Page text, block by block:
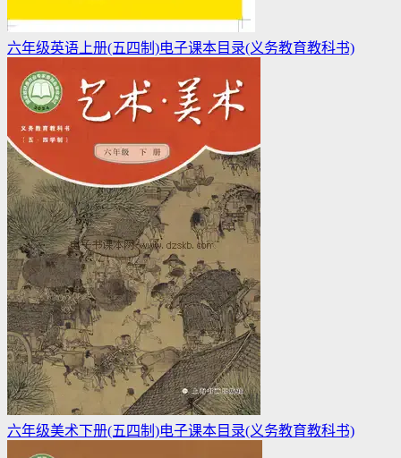
六年级英语上册(五四制)电子课本目录(义务教育教科书)
六年级美术下册(五四制)电子课本目录(义务教育教科书)